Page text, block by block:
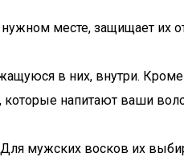
нужном месте, защищает
в них, внутри. Кроме
которые напитают ваши
мужских восков их